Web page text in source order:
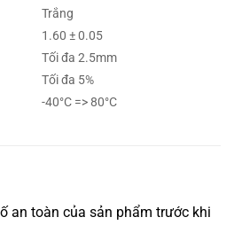
Trắng
1.60 ± 0.05
Tối đa 2.5mm
Tối đa 5%
-40°C => 80°C
an toàn của sản phẩm trước khi